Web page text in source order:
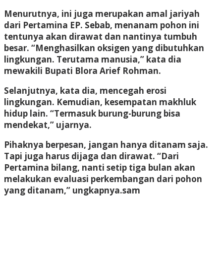
Menurutnya, ini juga merupakan amal jariyah
dari Pertamina EP. Sebab, menanam pohon ini
tentunya akan dirawat dan nantinya tumbuh
besar. “Menghasilkan oksigen yang dibutuhkan
lingkungan. Terutama manusia,” kata dia
mewakili Bupati Blora Arief Rohman.
Selanjutnya, kata dia, mencegah erosi
lingkungan. Kemudian, kesempatan makhluk
hidup lain. “Termasuk burung-burung bisa
mendekat,” ujarnya.
Pihaknya berpesan, jangan hanya ditanam saja.
Tapi juga harus dijaga dan dirawat. “Dari
Pertamina bilang, nanti setip tiga bulan akan
melakukan evaluasi perkembangan dari pohon
yang ditanam,” ungkapnya.sam